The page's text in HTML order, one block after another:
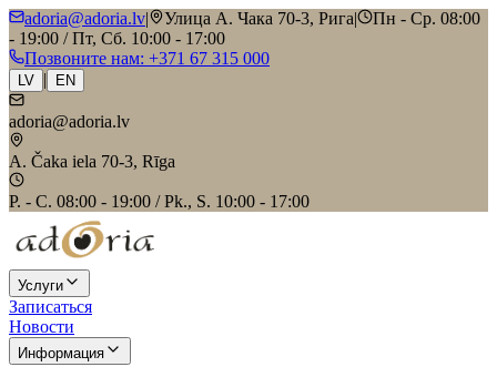
adoria@adoria.lv| Улица А. Чака 70-3, Рига|
Пн - Ср. 08:00
- 19:00 / Пт, Сб. 10:00 - 17:00
Позвоните нам: +371 67 315 000
LV | EN
adoria@adoria.lv
A. Čaka iela 70-3, Rīga
P. - C. 08:00 - 19:00 / Pk., S. 10:00 - 17:00
Услуги
Записаться
Новости
Информация